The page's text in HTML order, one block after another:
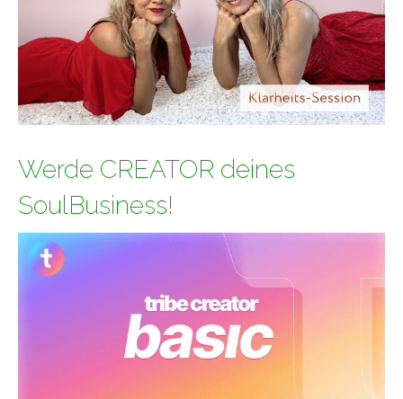
Werde CREATOR deines
SoulBusiness!